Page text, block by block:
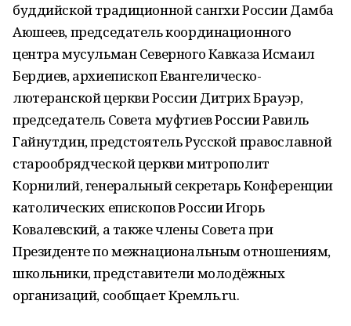
буддийской традиционной сангхи России Дамба
Аюшеев, председатель координационного
центра мусульман Северного Кавказа Исмаил
Бердиев, архиепископ Евангелическо-
лютеранской церкви России Дитрих Брауэр,
председатель Совета муфтиев России Равиль
Гайнутдин, предстоятель Русской православной
старообрядческой церкви митрополит
Корнилий, генеральный секретарь Конференции
католических епископов России Игорь
Ковалевский, а также члены Совета при
Президенте по межнациональным отношениям,
школьники, представители молодёжных
организаций, сообщает Кремль.ru.